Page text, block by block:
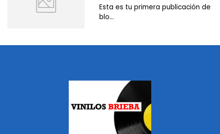
Esta es tu primera publicación de
blo...